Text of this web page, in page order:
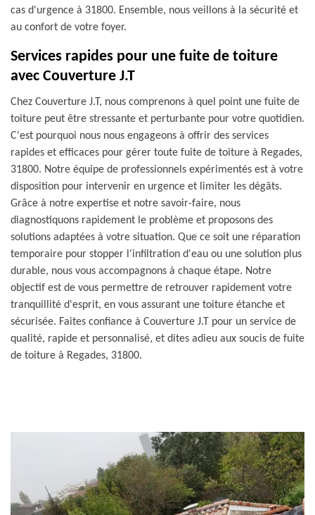
cas d'urgence à 31800. Ensemble, nous veillons à la sécurité et
au confort de votre foyer.
Services rapides pour une fuite de toiture
avec Couverture J.T
Chez Couverture J.T, nous comprenons à quel point une fuite de
toiture peut être stressante et perturbante pour votre quotidien.
C'est pourquoi nous nous engageons à offrir des services
rapides et efficaces pour gérer toute fuite de toiture à Regades,
31800. Notre équipe de professionnels expérimentés est à votre
disposition pour intervenir en urgence et limiter les dégâts.
Grâce à notre expertise et notre savoir-faire, nous
diagnostiquons rapidement le problème et proposons des
solutions adaptées à votre situation. Que ce soit une réparation
temporaire pour stopper l'infiltration d'eau ou une solution plus
durable, nous vous accompagnons à chaque étape. Notre
objectif est de vous permettre de retrouver rapidement votre
tranquillité d'esprit, en vous assurant une toiture étanche et
sécurisée. Faites confiance à Couverture J.T pour un service de
qualité, rapide et personnalisé, et dites adieu aux soucis de fuite
de toiture à Regades, 31800.